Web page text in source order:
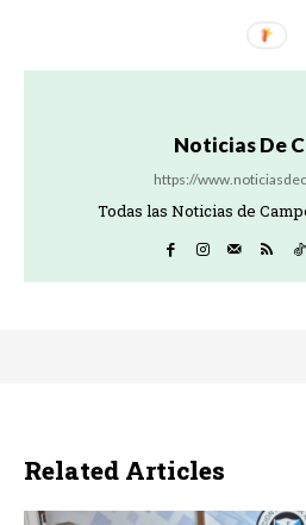
Noticias De
https://
Todas las Noticias de
Related Articles